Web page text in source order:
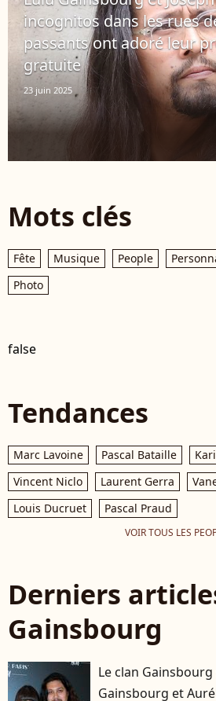
incognitos dans les rues
passants ont adoré leur
gratuite
23 juin 2025
Mots clés
Fête Musique People
Photo
false
Tendances
Marc Lavoine Pascal Bataille
Vincent Niclo
Laurent Gerra
Louis Ducruet
Pascal Praud
VOIR TOUS LES
Derniers
Gainsbourg
Le clan
Gainsbourg et